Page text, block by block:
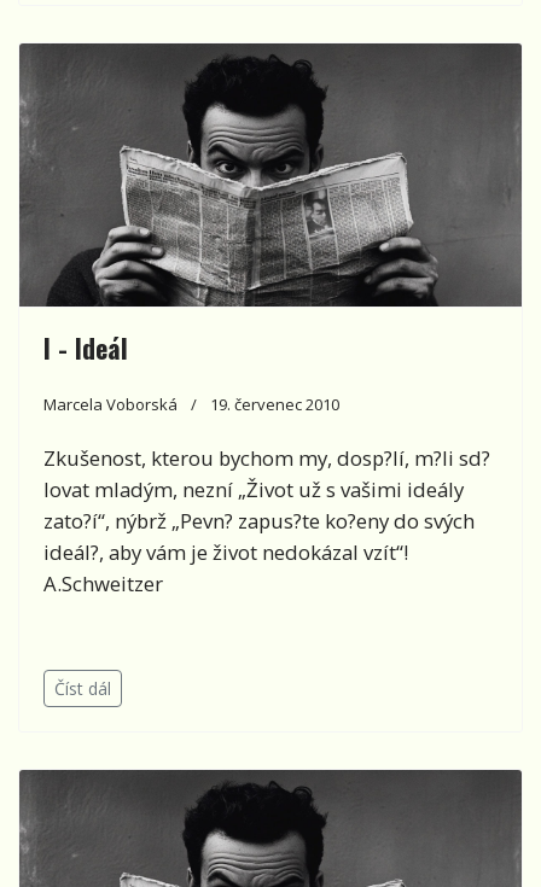
I - Ideál
Marcela Voborská 19. červenec 2010
Zkušenost, kterou bychom my, dosp?lí, m?li sd?
lovat mladým, nezní „Život už s vašimi ideály
zato?í“, nýbrž „Pevn? zapus?te ko?eny do svých
ideál?, aby vám je život nedokázal vzít“!
A.Schweitzer
Číst dál